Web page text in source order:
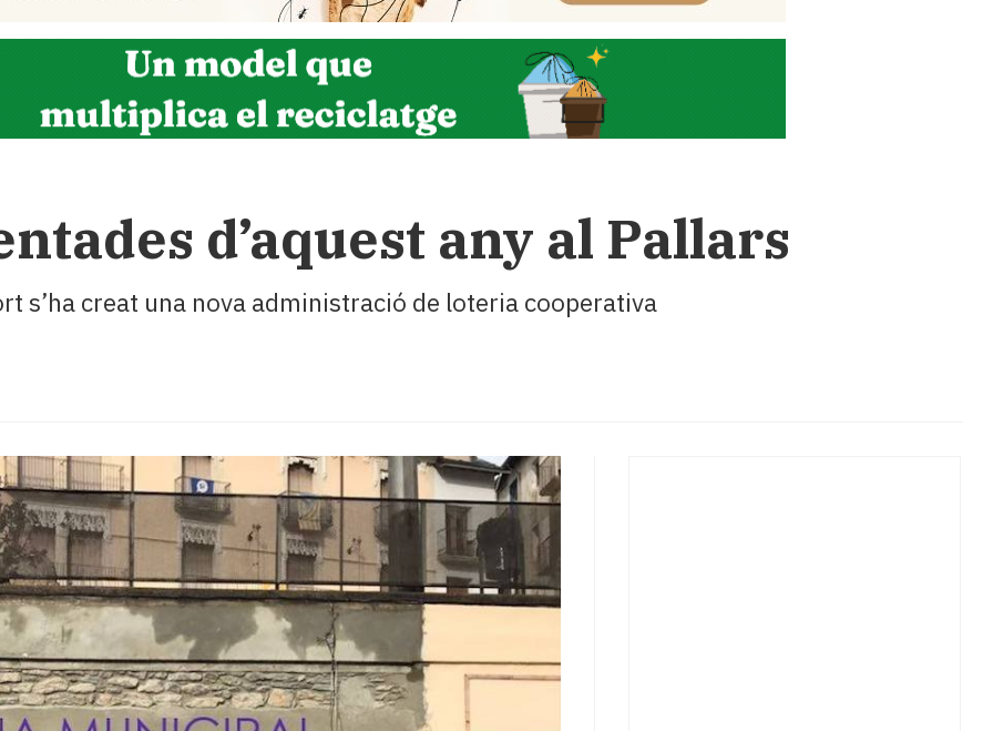
d’aquest any al Pallars
s’ha creat una nova administració de loteria cooperativa